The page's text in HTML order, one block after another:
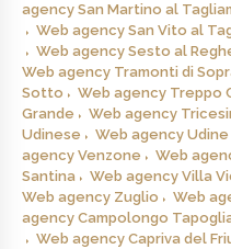
agency San Martino al
Web agency San Vito al
Web agency Sesto al
Web agency Tramonti di
Sotto
Web agency Treppo
Grande
Web agency
Udinese
Web agency Udine
agency Venzone
Web
Santina
Web agency Villa
Web agency Zuglio
Web
agency Campolongo
Web agency Capriva del